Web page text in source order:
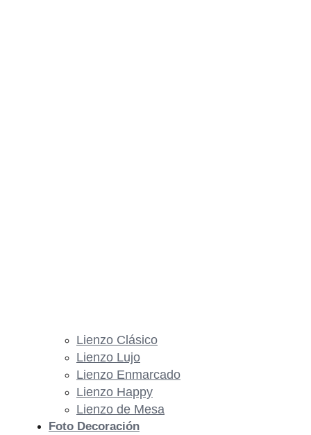
Lienzo Clásico
Lienzo Lujo
Lienzo Enmarcado
Lienzo Happy
Lienzo de Mesa
Foto Decoración